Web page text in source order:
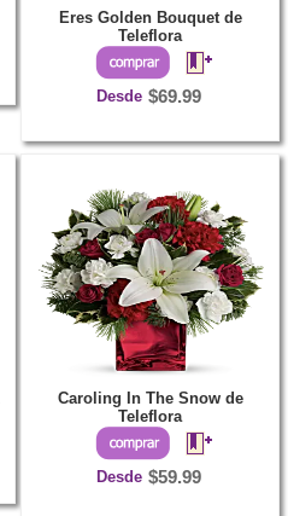
Eres Golden Bouquet de
Teleflora
Desde $69.99
Caroling In The Snow de
Teleflora
Desde $59.99